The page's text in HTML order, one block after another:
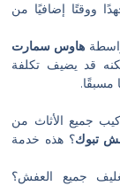
من
من
خدمة